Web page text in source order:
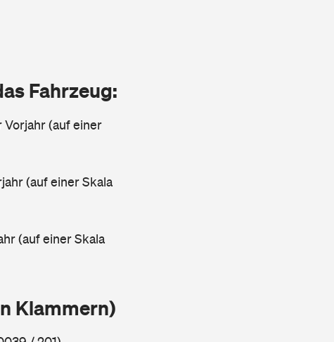
Fahrzeug:
(auf einer
(auf einer Skala
(auf einer Skala
Klammern)